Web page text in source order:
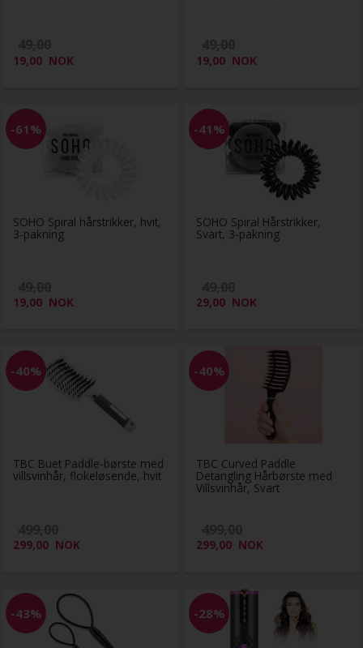
19,00 NOK 19,00 NOK
-61%
SOHO Spiral hårstrikker, hvit,
3-pakning
19,00 NOK
-41%
SOHO Spiral Hårstrikker,
Svart, 3-pakning
29,00 NOK
-40%
TBC Buet Paddle-børste med
villsvinhår, flokeløsende, hvit
299,00 NOK
-40%
TBC Curved Paddle
Detangling Hårbørste med
Villsvinhår, Svart
299,00 NOK
-43% -28%